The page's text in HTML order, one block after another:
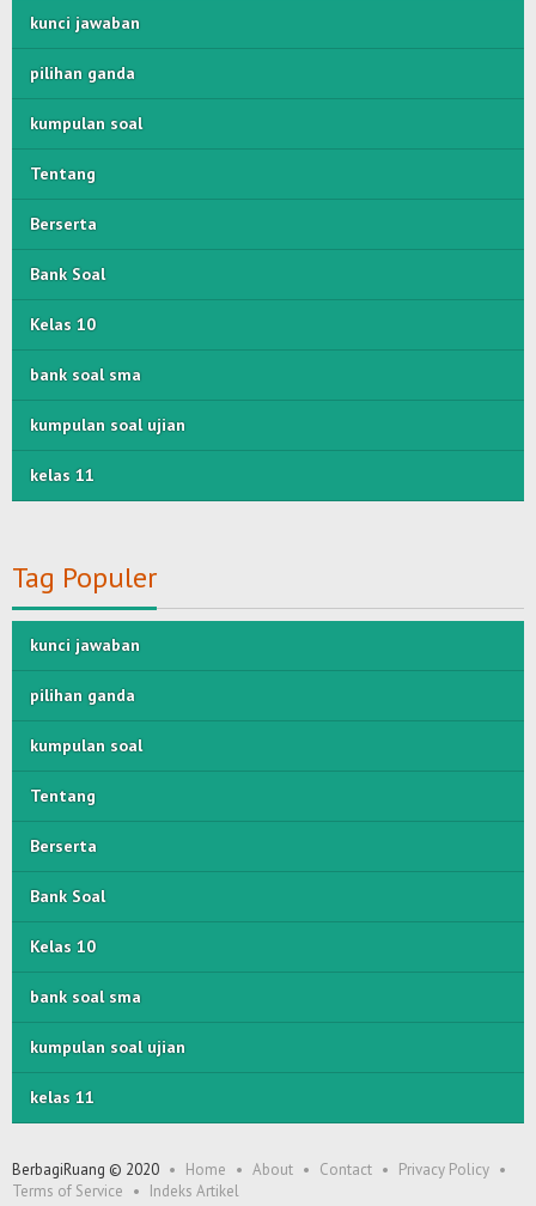
kunci jawaban
pilihan ganda
kumpulan soal
Tentang
Berserta
Bank Soal
Kelas 10
bank soal sma
kumpulan soal ujian
kelas 11
Tag Populer
kunci jawaban
pilihan ganda
kumpulan soal
Tentang
Berserta
Bank Soal
Kelas 10
bank soal sma
kumpulan soal ujian
kelas 11
BerbagiRuang © 2020 Home About Contact
Privacy Policy
Terms of Service
Indeks Artikel